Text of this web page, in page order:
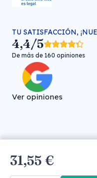
31,55 €
TU SATISFACCIÓN,
4,4/5
De más de 160 opiniones
Ver opiniones
30706451)